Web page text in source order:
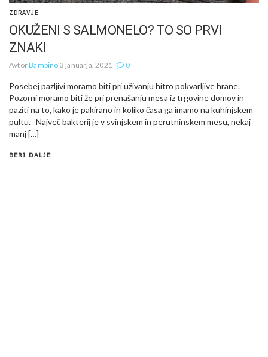
ZDRAVJE
OKUŽENI S SALMONELO? TO SO PRVI
ZNAKI
AvtorBambino 3 januarja, 2021 0
Posebej pazljivi moramo biti pri uživanju hitro pokvarljive hrane.
Pozorni moramo biti že pri prenašanju mesa iz trgovine domov in
paziti na to, kako je pakirano in koliko časa ga imamo na kuhinjskem
pultu. Največ bakterij je v svinjskem in perutninskem mesu, nekaj
manj […]
BERI DALJE